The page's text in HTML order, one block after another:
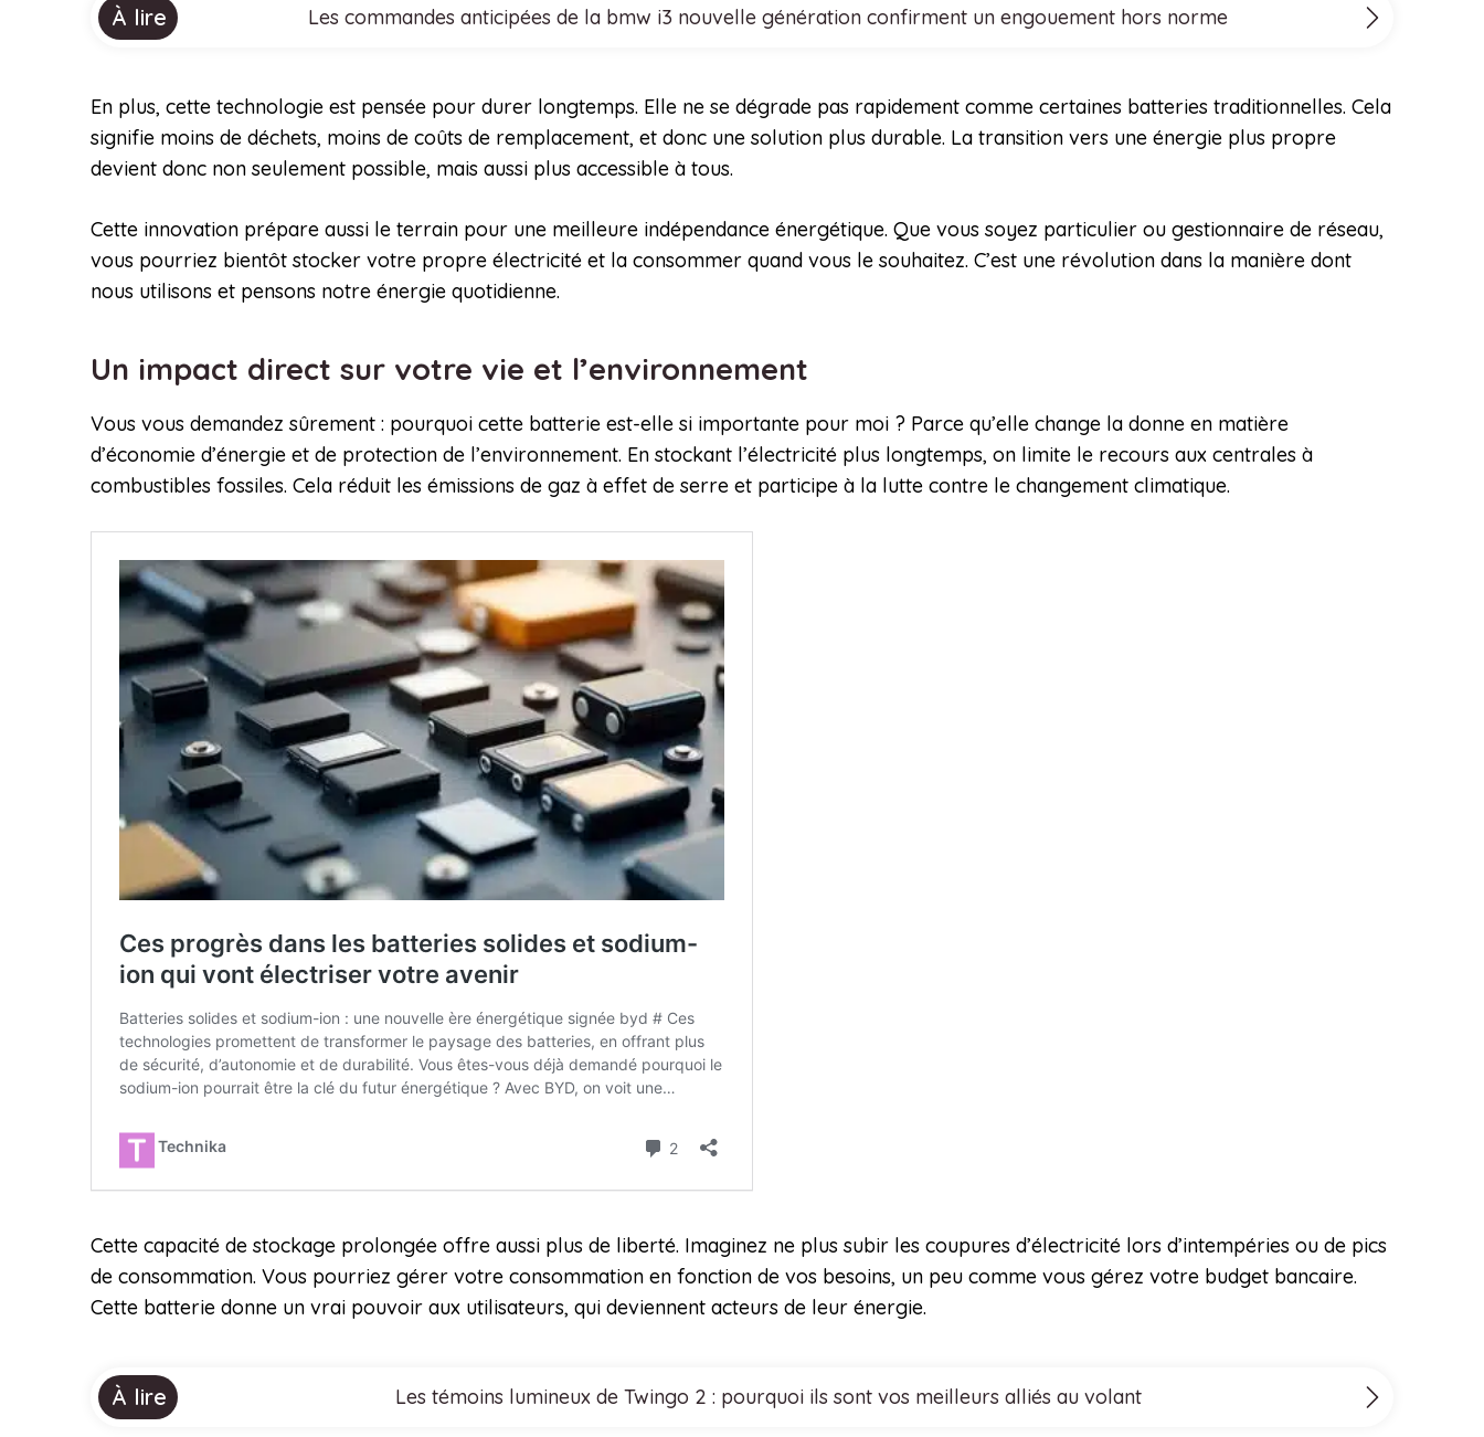
À lire Les commandes anticipées de la bmw i3 nouvelle génération confirment un engouement hors norme
En plus, cette technologie est pensée pour durer longtemps. Elle ne se dégrade pas rapidement comme certaines batteries traditionnelles. Cela
signifie moins de déchets, moins de coûts de remplacement, et donc une solution plus durable. La transition vers une énergie plus propre
devient donc non seulement possible, mais aussi plus accessible à tous.
Cette innovation prépare aussi le terrain pour une meilleure indépendance énergétique. Que vous soyez particulier ou gestionnaire de réseau,
vous pourriez bientôt stocker votre propre électricité et la consommer quand vous le souhaitez. C’est une révolution dans la manière dont
nous utilisons et pensons notre énergie quotidienne.
Un impact direct sur votre vie et l’environnement
Vous vous demandez sûrement : pourquoi cette batterie est-elle si importante pour moi ? Parce qu’elle change la donne en matière
d’économie d’énergie et de protection de l’environnement. En stockant l’électricité plus longtemps, on limite le recours aux centrales à
combustibles fossiles. Cela réduit les émissions de gaz à effet de serre et participe à la lutte contre le changement climatique.
Cette capacité de stockage prolongée offre aussi plus de liberté. Imaginez ne plus subir les coupures d’électricité lors d’intempéries ou de pics
de consommation. Vous pourriez gérer votre consommation en fonction de vos besoins, un peu comme vous gérez votre budget bancaire.
Cette batterie donne un vrai pouvoir aux utilisateurs, qui deviennent acteurs de leur énergie.
À lire Les témoins lumineux de Twingo 2 : pourquoi ils sont vos meilleurs alliés au volant